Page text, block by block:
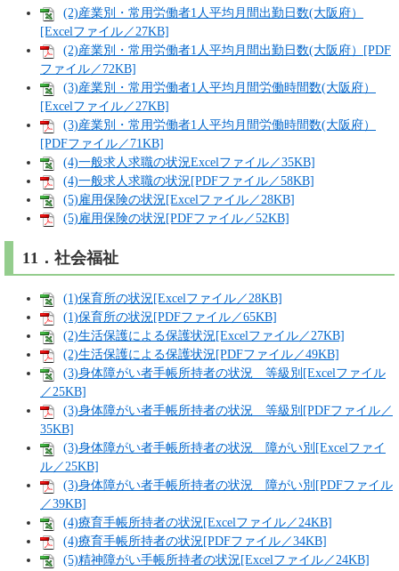
(2)産業別・常用労働者1人平均月間出勤日数(大阪府）
[Excelファイル／27KB]
(2)産業別・常用労働者1人平均月間出勤日数(大阪府）[PDF
ファイル／72KB]
(3)産業別・常用労働者1人平均月間労働時間数(大阪府）
[Excelファイル／27KB]
(3)産業別・常用労働者1人平均月間労働時間数(大阪府）
[PDFファイル／71KB]
(4)一般求人求職の状況Excelファイル／35KB]
(4)一般求人求職の状況[PDFファイル／58KB]
(5)雇用保険の状況[Excelファイル／28KB]
(5)雇用保険の状況[PDFファイル／52KB]
11．社会福祉
(1)保育所の状況[Excelファイル／28KB]
(1)保育所の状況[PDFファイル／65KB]
(2)生活保護による保護状況[Excelファイル／27KB]
(2)生活保護による保護状況[PDFファイル／49KB]
(3)身体障がい者手帳所持者の状況 等級別[Excelファイル
／25KB]
(3)身体障がい者手帳所持者の状況 等級別[PDFファイル／
35KB]
(3)身体障がい者手帳所持者の状況 障がい別[Excelファイ
ル／25KB]
(3)身体障がい者手帳所持者の状況 障がい別[PDFファイル
／39KB]
(4)療育手帳所持者の状況[Excelファイル／24KB]
(4)療育手帳所持者の状況[PDFファイル／34KB]
(5)精神障がい手帳所持者の状況[Excelファイル／24KB]